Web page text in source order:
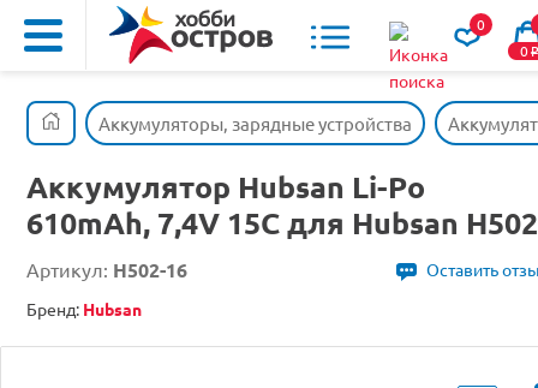
0
0o
Аккумуляторы, зарядные устройства
Аккумулятор Hubsan Li-Po
610mAh, 7,4V 15C для Hubsan H502
Артикул: H502-16
Оставить
Бренд: Hubsan